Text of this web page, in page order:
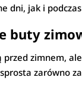
dni, jak i
buty
zimnem,
zarówno